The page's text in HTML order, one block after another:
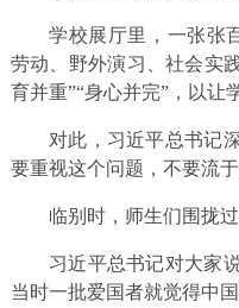
学校展厅里，一张张
劳动、野外演习、社会实
育并重”“身心并完”，以让
对此，习近平总书记
要重视这个问题，不要流
临别时，师生们围拢
习近平总书记对大家
当时一批爱国者就觉得中